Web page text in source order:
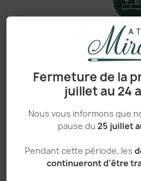
Fermeture de la
juillet au 24
Nous vous informons que
pause du 25 juillet
Pendant cette période, les
continueront d’être
Personnalisation